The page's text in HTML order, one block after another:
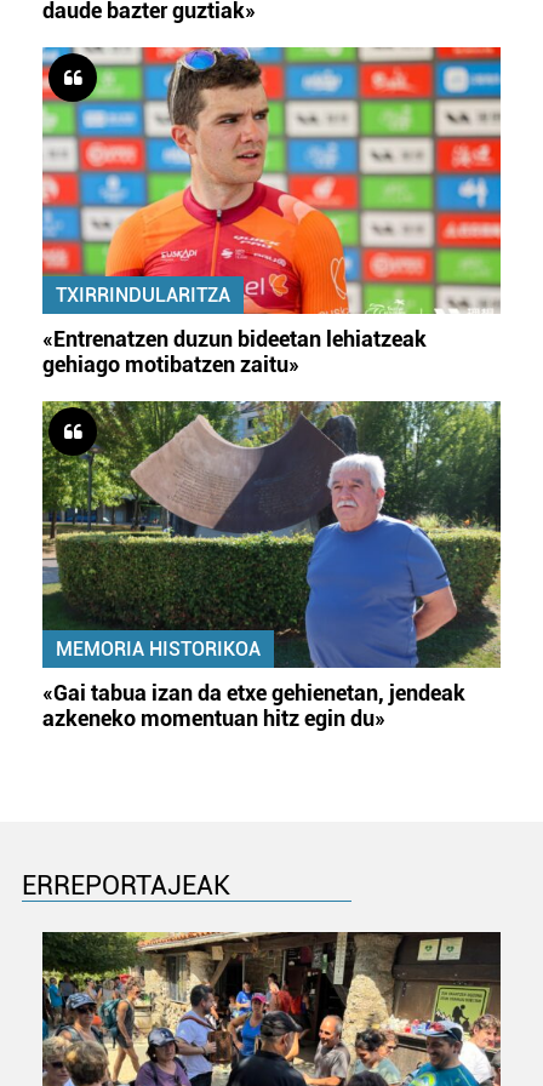
daude bazter guztiak»
TXIRRINDULARITZA
«Entrenatzen duzun bideetan lehiatzeak
gehiago motibatzen zaitu»
MEMORIA HISTORIKOA
«Gai tabua izan da etxe gehienetan, jendeak
azkeneko momentuan hitz egin du»
ERREPORTAJEAK